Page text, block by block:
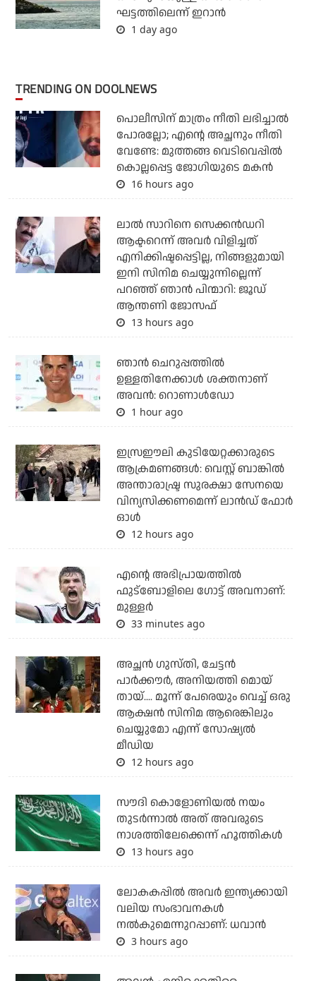
ഘട്ടത്തിലെന്ന് ഇറാന്‍
1 day ago
TRENDING ON DOOLNEWS
പൊലീസിന് മാത്രം നീതി ലഭിച്ചാല്‍
പോരല്ലോ; എന്റെ അച്ഛനും നീതി
വേണ്ടേ: മുത്തങ്ങ വെടിവെപ്പില്‍
കൊല്ലപ്പെട്ട ജോഗിയുടെ മകന്‍
16 hours ago
ലാല്‍ സാറിനെ സെക്കന്‍ഡറി
ആക്ടറെന്ന് അവര്‍ വിളിച്ചത്
എനിക്കിഷ്ടപ്പെട്ടില്ല, നിങ്ങളുമായി
ഇനി സിനിമ ചെയ്യുന്നില്ലെന്ന്
പറഞ്ഞ് ഞാന്‍ പിന്മാറി: ജൂഡ്
ആന്തണി ജോസഫ്
13 hours ago
ഞാന്‍ ചെറുപ്പത്തില്‍
ഉള്ളതിനേക്കാള്‍ ശക്തനാണ്
അവന്‍: റൊണാള്‍ഡോ
1 hour ago
ഇസ്രഈലി കുടിയേറ്റക്കാരുടെ
ആക്രമണങ്ങള്‍: വെസ്റ്റ് ബാങ്കില്‍
അന്താരാഷ്ട്ര സുരക്ഷാ സേനയെ
വിന്യസിക്കണമെന്ന് ലാന്‍ഡ് ഫോര്‍
ഓള്‍
12 hours ago
എന്റെ അഭിപ്രായത്തില്‍
ഫുട്‌ബോളിലെ ഗോട്ട് അവനാണ്:
മുള്ളര്‍
33 minutes ago
അച്ഛന്‍ ഗുസ്തി, ചേട്ടന്‍
പാര്‍ക്കൗര്‍, അനിയത്തി മൊയ്
തായ്.... മൂന്ന് പേരെയും വെച്ച് ഒരു
ആക്ഷന്‍ സിനിമ ആരെങ്കിലും
ചെയ്യുമോ എന്ന് സോഷ്യല്‍
മീഡിയ
12 hours ago
സൗദി കൊളോണിയല്‍ നയം
തുടര്‍ന്നാല്‍ അത് അവരുടെ
നാശത്തിലേക്കെന്ന് ഹൂത്തികള്‍
13 hours ago
ലോകകപ്പിൽ അവര്‍ ഇന്ത്യക്കായി
വലിയ സംഭാവനകള്‍
നല്‍കുമെന്നുറപ്പാണ്: ധവാന്‍
3 hours ago